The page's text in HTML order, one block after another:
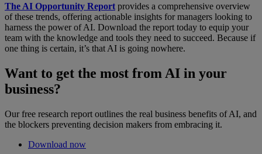
The AI Opportunity Report provides a comprehensive overview
of these trends, offering actionable insights for managers looking to
harness the power of AI. Download the report today to equip your
team with the knowledge and tools they need to succeed. Because if
one thing is certain, it’s that AI is going nowhere.
Want to get the most from AI in your
business?
Our free research report outlines the real business benefits of AI, and
the blockers preventing decision makers from embracing it.
Download now